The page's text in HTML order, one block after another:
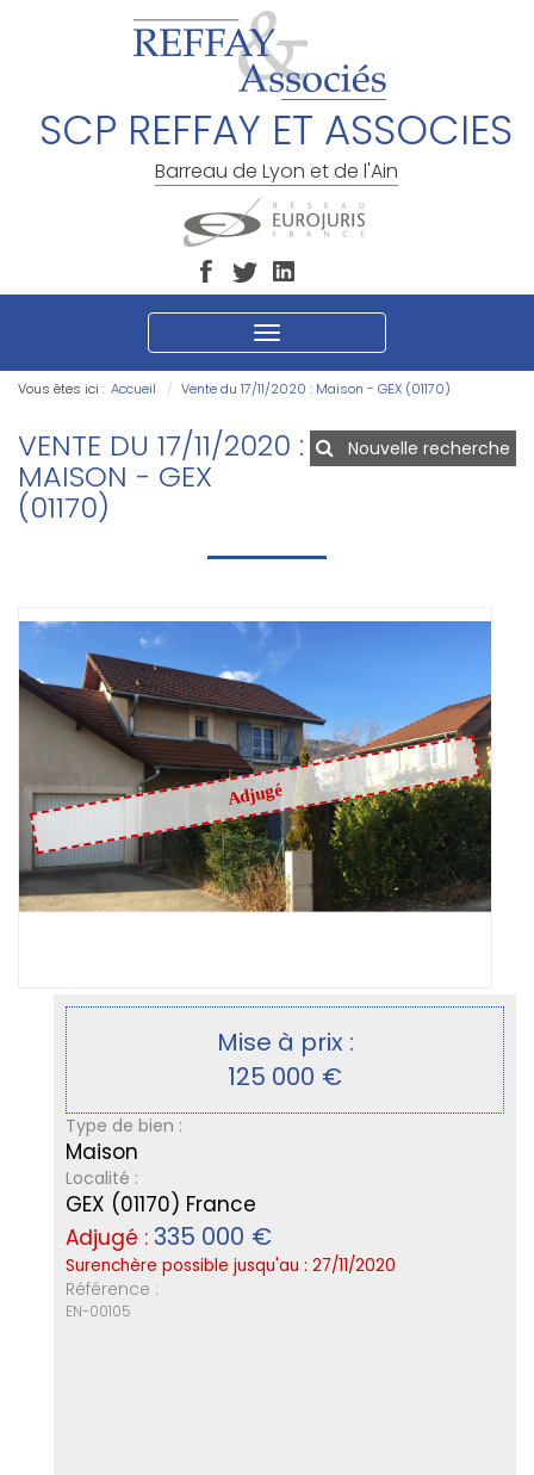
SCP REFFAY ET ASSOCIES
Barreau de Lyon et de l'Ain
Ouvrir
le
menu
Vous êtes ici : Accueil Vente du 17/11/2020 : Maison - GEX (01170)
Nouvelle recherche
VENTE DU 17/11/2020 :
MAISON - GEX
(01170)
Adjugé
Mise à prix :
125 000 €
Type de bien :
Maison
Localité :
GEX (01170) France
Adjugé : 335 000 €
Surenchère possible jusqu'au : 27/11/2020
Référence :
EN-00105